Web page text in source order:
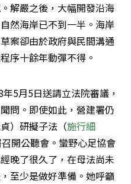
解嚴之後，大幅開發沿海
然海岸已不到一半。海岸
案卻由於政府與民間溝通
序十餘年動彈不得。
5月5日送請立法院審議，
問。即使如此，營建署仍
）研擬子法（施行細
開公聽會。蠻野心足協會
晚了很久了，在母法尚未
至少是做好準備。她呼籲